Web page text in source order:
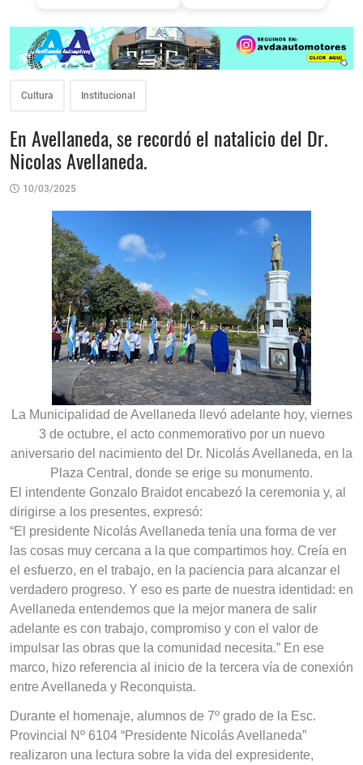
Cultura Institucional
En Avellaneda, se recordó el natalicio del Dr.
Nicolas Avellaneda.
10/03/2025
La Municipalidad de Avellaneda llevó adelante hoy, viernes
3 de octubre, el acto conmemorativo por un nuevo
aniversario del nacimiento del Dr. Nicolás Avellaneda, en la
Plaza Central, donde se erige su monumento.
El intendente Gonzalo Braidot encabezó la ceremonia y, al
dirigirse a los presentes, expresó:
“El presidente Nicolás Avellaneda tenía una forma de ver
las cosas muy cercana a la que compartimos hoy. Creía en
el esfuerzo, en el trabajo, en la paciencia para alcanzar el
verdadero progreso. Y eso es parte de nuestra identidad: en
Avellaneda entendemos que la mejor manera de salir
adelante es con trabajo, compromiso y con el valor de
impulsar las obras que la comunidad necesita.” En ese
marco, hizo referencia al inicio de la tercera vía de conexión
entre Avellaneda y Reconquista.
Durante el homenaje, alumnos de 7º grado de la Esc.
Provincial Nº 6104 “Presidente Nicolás Avellaneda”
realizaron una lectura sobre la vida del expresidente,